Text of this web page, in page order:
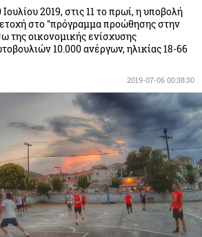
2019, στις 11 το πρωί, η υποβολή
στο "πρόγραμμα προώθησης στην
της οικονομικής ενίσχυσης
10.000 ανέργων, ηλικίας 18-66
2019-07-06 00:38:30